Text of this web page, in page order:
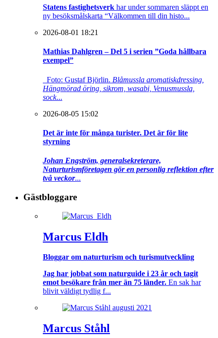
Statens fastighetsverk har under sommaren släppt en
ny besöksmålskarta “Välkommen till din histo...
2026-08-01 18:21
Mathias Dahlgren – Del 5 i serien ”Goda hållbara
exempel”
Foto: Gustaf Björlin. Blåmussla aromatiskdressing,
Hängmörad öring, sikrom, wasabi, Venusmussla,
sock...
2026-08-05 15:02
Det är inte för många turister. Det är för lite
styrning
Johan Engström, generalsekreterare,
Naturturismföretagen gör en personlig reflektion efter
två veckor...
Gästbloggare
Marcus Eldh
Bloggar om naturturism och turismutveckling
Jag har jobbat som naturguide i 23 år och tagit
emot besökare från mer än 75 länder. En sak har
blivit väldigt tydlig f...
Marcus Ståhl